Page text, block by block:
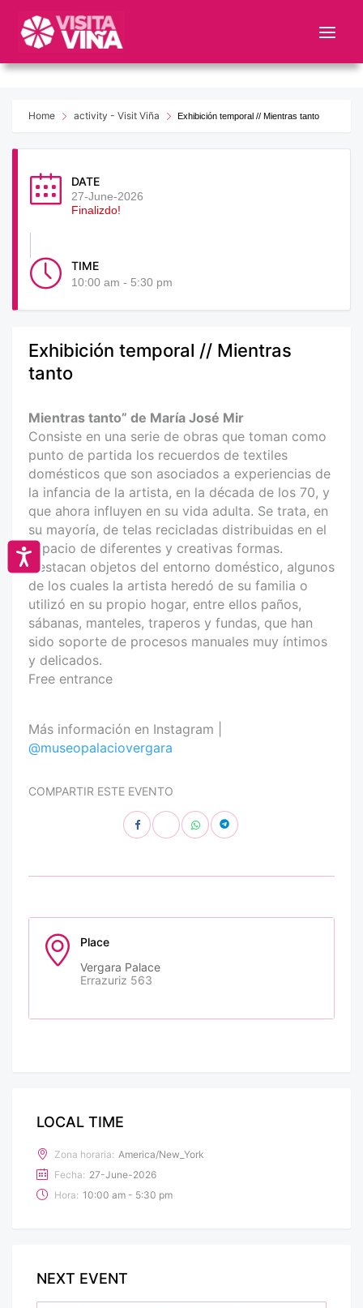
este
web
sistema
Accesibilidad
Home activity - Visit Viña Exhibición temporal // Mientras tanto
DATE
27-June-2026
Finalizdo!
TIME
10:00 am - 5:30 pm
Exhibición temporal // Mientras
tanto
Mientras tanto” de María José Mir
Consiste en una serie de obras que toman como
punto de partida los recuerdos de textiles
domésticos que son asociados a experiencias de
la infancia de la artista, en la década de los 70, y
que ahora influyen en su vida adulta. Se trata, en
su mayoría, de telas recicladas distribuidas en el
espacio de diferentes y creativas formas.
Destacan objetos del entorno doméstico, algunos
de los cuales la artista heredó de su familia o
utilizó en su propio hogar, entre ellos paños,
sábanas, manteles, traperos y fundas, que han
sido soporte de procesos manuales muy íntimos
y delicados.
Free entrance
Más información en Instagram |
@museopalaciovergara
COMPARTIR ESTE EVENTO
Place
Vergara Palace
Errazuriz 563
LOCAL TIME
Zona horaria: America/New_York
Fecha: 27-June-2026
Hora: 10:00 am - 5:30 pm
NEXT EVENT